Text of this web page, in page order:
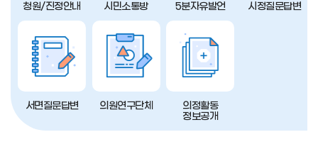
청원/진정안내 시민소통방 5분자유발언 시정질문답변
서면질문답변 의원연구단체
의정활동
정보공개